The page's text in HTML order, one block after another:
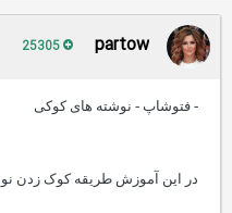
partow
- فتوشاپ - نوشته های کوکی
در این آموزش طریقه کوک زدن